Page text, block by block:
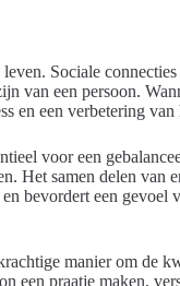
Sociale
van een persoon.
en een verbetering
voor een
Het samen delen van
bevordert een gevoel
manier om de
een praatje maken,